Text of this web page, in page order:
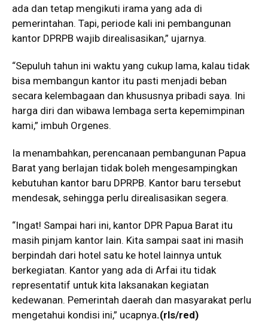
ada dan tetap mengikuti irama yang ada di
pemerintahan. Tapi, periode kali ini pembangunan
kantor DPRPB wajib direalisasikan,” ujarnya.
“Sepuluh tahun ini waktu yang cukup lama, kalau tidak
bisa membangun kantor itu pasti menjadi beban
secara kelembagaan dan khususnya pribadi saya. Ini
harga diri dan wibawa lembaga serta kepemimpinan
kami,” imbuh Orgenes.
Ia menambahkan, perencanaan pembangunan Papua
Barat yang berlajan tidak boleh mengesampingkan
kebutuhan kantor baru DPRPB. Kantor baru tersebut
mendesak, sehingga perlu direalisasikan segera.
“Ingat! Sampai hari ini, kantor DPR Papua Barat itu
masih pinjam kantor lain. Kita sampai saat ini masih
berpindah dari hotel satu ke hotel lainnya untuk
berkegiatan. Kantor yang ada di Arfai itu tidak
representatif untuk kita laksanakan kegiatan
kedewanan. Pemerintah daerah dan masyarakat perlu
mengetahui kondisi ini,” ucapnya.(rls/red)